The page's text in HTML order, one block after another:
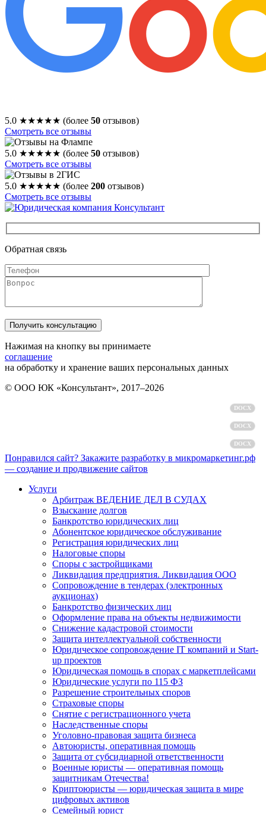
5.0 ★★★★★ (более 50 отзывов)
Смотреть все отзывы
5.0 ★★★★★ (более 50 отзывов)
Смотреть все отзывы
5.0 ★★★★★ (более 200 отзывов)
Смотреть все отзывы
Обратная связь
Нажимая на кнопку вы принимаете
соглашение
на обработку и хранение ваших персональных данных
© ООО ЮК «Консультант», 2017–2026
DOCX
DOCX
DOCX
Понравился сайт? Закажите разработку в микромаркетинг.рф
— создание и продвижение сайтов
Услуги
Арбитраж ВЕДЕНИЕ ДЕЛ В СУДАХ
Взыскание долгов
Банкротство юридических лиц
Абонентское юридическое обслуживание
Регистрация юридических лиц
Налоговые споры
Споры с застройщиками
Ликвидация предприятия. Ликвидация ООО
Сопровождение в тендерах (электронных
аукционах)
Банкротство физических лиц
Оформление права на объекты недвижимости
Снижение кадастровой стоимости
Защита интеллектуальной собственности
Юридическое сопровождение IT компаний и Start-
up проектов
Юридическая помощь в спорах с маркетплейсами
Юридические услуги по 115 ФЗ
Разрешение строительных споров
Страховые споры
Снятие с регистрационного учета
Наследственные споры
Уголовно-правовая защита бизнеса
Автоюристы, оперативная помощь
Защита от субсидиарной ответственности
Военные юристы — оперативная помощь
защитникам Отечества!
Криптоюристы — юридическая защита в мире
цифровых активов
Семейный юрист